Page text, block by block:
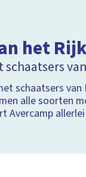
het
schaatsers van
alle soorten
Avercamp